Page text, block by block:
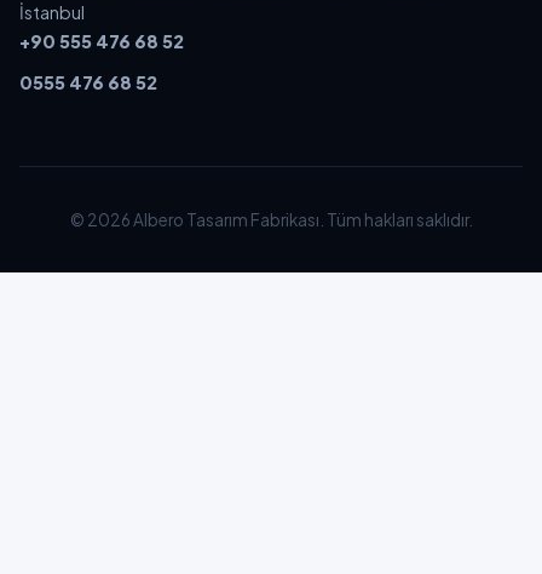
İstanbul
+90 555 476 68 52
0555 476 68 52
© 2026 Albero Tasarım Fabrikası. Tüm hakları saklıdır.